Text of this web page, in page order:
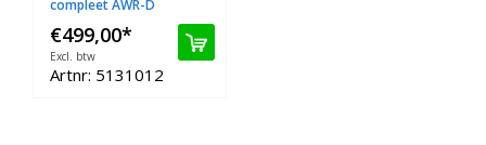
compleet AWR-D
€499,00*
Excl. btw
Artnr: 5131012